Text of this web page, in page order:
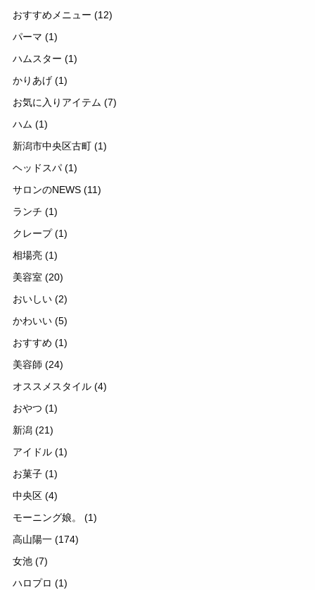
おすすめメニュー (12)
パーマ (1)
ハムスター (1)
かりあげ (1)
お気に入りアイテム (7)
ハム (1)
新潟市中央区古町 (1)
ヘッドスパ (1)
サロンのNEWS (11)
ランチ (1)
クレープ(1)
相場亮 (1)
美容室 (20)
おいしい (2)
かわいい (5)
おすすめ (1)
美容師 (24)
オススメスタイル (4)
おやつ (1)
新潟 (21)
アイドル (1)
お菓子 (1)
中央区 (4)
モーニング娘。 (1)
高山陽一 (174)
女池 (7)
ハロプロ (1)